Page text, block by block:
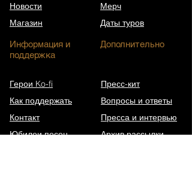
Новости
Магазин
Мерч
Даты туров
Информация и
поддержка
Дополнительно
Герои Ko-fi
Как поддержать
Контакт
Юбилеи песен
Пресс-кит
Вопросы и ответы
Пресса и интервью
Архив рассылки